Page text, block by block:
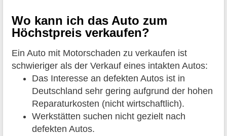
Wo kann ich das Auto zum
Höchstpreis verkaufen?
Ein Auto mit Motorschaden zu verkaufen ist
schwieriger als der Verkauf eines intakten Autos:
Das Interesse an defekten Autos ist in
Deutschland sehr gering aufgrund der hohen
Reparaturkosten (nicht wirtschaftlich).
Werkstätten suchen nicht gezielt nach
defekten Autos.